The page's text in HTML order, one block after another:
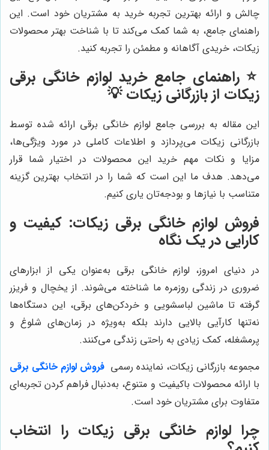
چالش و ارائه بهترین تجربه خرید به مشتریان خود است. این
راهنمای جامع، به شما کمک می‌کند تا با شناخت بهتر محصولات
زیکات، خریدی آگاهانه و مطمئن را تجربه کنید.
⭐️ راهنمای جامع خرید لوازم خانگی برقی
زیکات از بازرگانی زیکات 💡
این مقاله به بررسی جامع لوازم خانگی برقی ارائه شده توسط
بازرگانی زیکات می‌پردازد و اطلاعات کاملی در مورد ویژگی‌ها،
مزایا و نکات مهم خرید این محصولات در اختیار شما قرار
می‌دهد. هدف ما این است که شما را در انتخاب بهترین گزینه
متناسب با نیازها و بودجه‌تان یاری کنیم.
فروش لوازم خانگی برقی زیکات: کیفیت و
کارایی در یک نگاه
در دنیای امروز، لوازم خانگی برقی به‌عنوان یکی از ابزارهای
ضروری در زندگی روزمره ما شناخته می‌شوند. از یخچال و فریزر
گرفته تا ماشین لباسشویی و خردکن‌های برقی، این دستگاه‌ها
نه‌تنها کارآیی بالایی دارند بلکه به‌ویژه در زمان‌های شلوغ و
پرمشغله، کمک زیادی به راحتی زندگی می‌کنند.
مجموعه بازرگانی زیکات، نماینده رسمی فروش لوازم خانگی برقی
با ارائه محصولات باکیفیت و متنوع، به‌دنبال فراهم کردن تجربه‌ای
متفاوت برای مشتریان خود است.
چرا لوازم خانگی برقی زیکات را انتخاب